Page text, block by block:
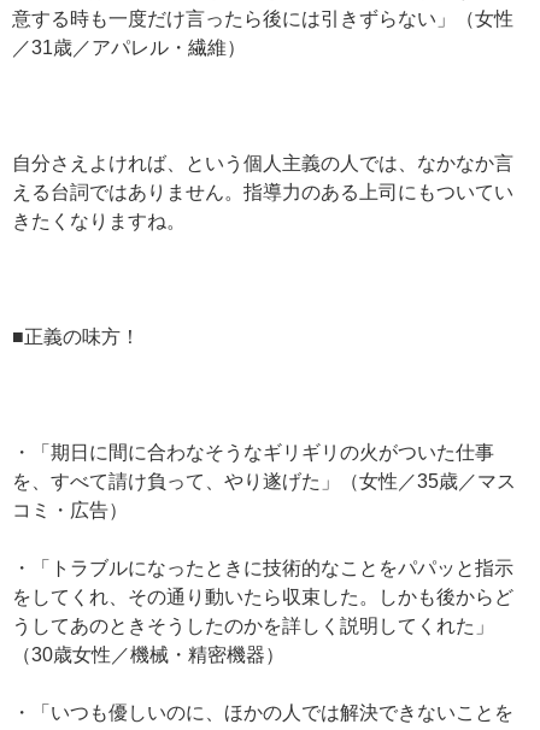
意する時も一度だけ言ったら後には引きずらない」（女性
／31歳／アパレル・繊維）
自分さえよければ、という個人主義の人では、なかなか言
える台詞ではありません。指導力のある上司にもついてい
きたくなりますね。
■正義の味方！
・「期日に間に合わなそうなギリギリの火がついた仕事
を、すべて請け負って、やり遂げた」（女性／35歳／マス
コミ・広告）
・「トラブルになったときに技術的なことをパパッと指示
をしてくれ、その通り動いたら収束した。しかも後からど
うしてあのときそうしたのかを詳しく説明してくれた」
（30歳女性／機械・精密機器）
・「いつも優しいのに、ほかの人では解決できないことを